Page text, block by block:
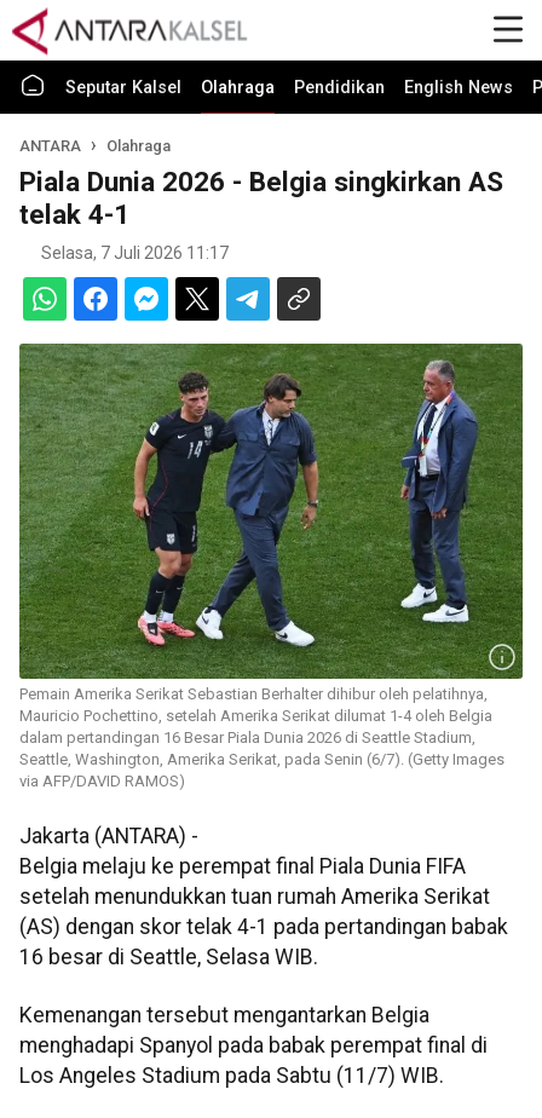
Seputar Kalsel Olahraga Pendidikan English News
ANTARA Olahraga
Piala Dunia 2026 - Belgia singkirkan AS
telak 4-1
Selasa, 7 Juli 2026 11:17
Pemain Amerika Serikat Sebastian Berhalter dihibur oleh pelatihnya,
Mauricio Pochettino, setelah Amerika Serikat dilumat 1-4 oleh Belgia
dalam pertandingan 16 Besar Piala Dunia 2026 di Seattle Stadium,
Seattle, Washington, Amerika Serikat, pada Senin (6/7). (Getty Images
via AFP/DAVID RAMOS)
Jakarta (ANTARA) -
Belgia melaju ke perempat final Piala Dunia FIFA
setelah menundukkan tuan rumah Amerika Serikat
(AS) dengan skor telak 4-1 pada pertandingan babak
16 besar di Seattle, Selasa WIB.
Kemenangan tersebut mengantarkan Belgia
menghadapi Spanyol pada babak perempat final di
Los Angeles Stadium pada Sabtu (11/7) WIB.